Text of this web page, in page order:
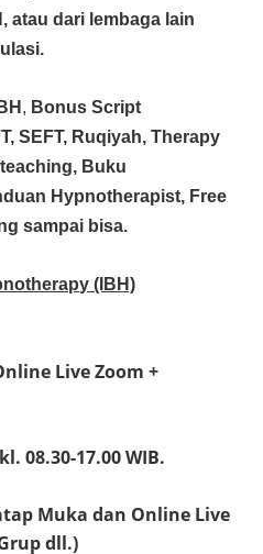
atau dari lembaga lain
, Bonus Script
SEFT, Ruqiyah, Therapy
Buku
Hypnotherapist, Free
sampai bisa.
(IBH)
Live Zoom +
08.30-17.00 WIB.
Muka dan Online Live
dll.)